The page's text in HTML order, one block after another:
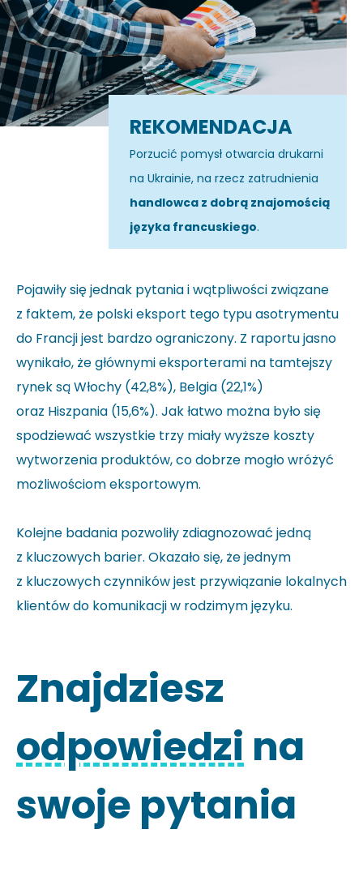
REKOMENDACJA
Porzucić pomysł otwarcia drukarni
na Ukrainie, na rzecz zatrudnienia
handlowca z dobrą znajomością
języka francuskiego.
Pojawiły się jednak pytania i wątpliwości związane
z faktem, że polski eksport tego typu asotrymentu
do Francji jest bardzo ograniczony. Z raportu jasno
wynikało, że głównymi eksporterami na tamtejszy
rynek są Włochy (42,8%), Belgia (22,1%)
oraz Hiszpania (15,6%). Jak łatwo można było się
spodziewać wszystkie trzy miały wyższe koszty
wytworzenia produktów, co dobrze mogło wróżyć
możliwościom eksportowym.
Kolejne badania pozwoliły zdiagnozować jedną
z kluczowych barier. Okazało się, że jednym
z kluczowych czynników jest przywiązanie lokalnych
klientów do komunikacji w rodzimym języku.
Znajdziesz
odpowiedzi na
swoje pytania